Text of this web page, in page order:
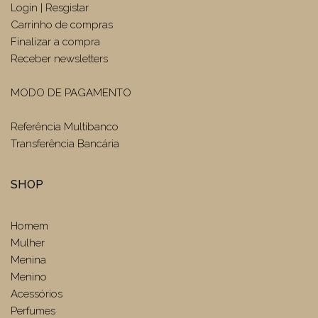
Login | Resgistar
Carrinho de compras
Finalizar a compra
Receber newsletters
MODO DE PAGAMENTO
Referência Multibanco
Transferência Bancária
SHOP
Homem
Mulher
Menina
Menino
Acessórios
Perfumes